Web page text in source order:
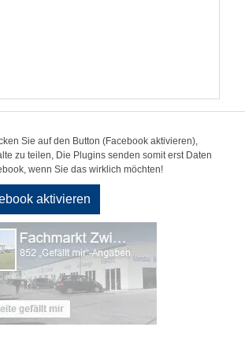
Sie auf den Button (Facebook aktivieren),
zu teilen, Die Plugins senden somit erst Daten
wenn Sie das wirklich möchten!
aktivieren